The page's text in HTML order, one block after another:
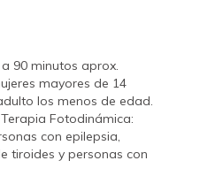
90 minutos aprox.
mayores de 14
los menos de edad.
Fotodinámica:
con epilepsia,
tiroides y personas con